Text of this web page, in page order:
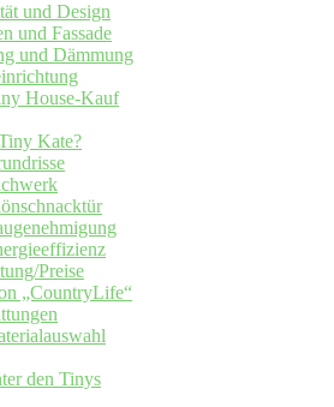
und Design
und Fassade
und Dämmung
House-Kauf
Kate?
Preise
„CountryLife“
den Tinys